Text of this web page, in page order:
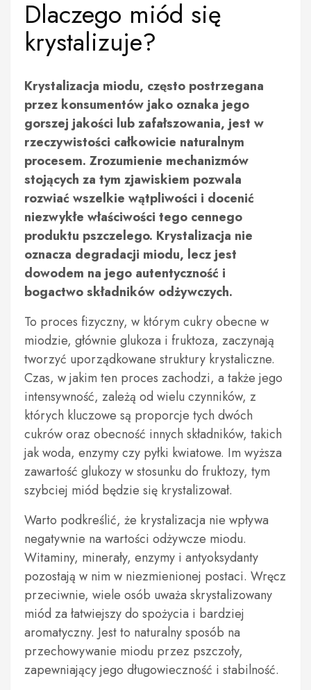
Dlaczego miód się
krystalizuje?
Krystalizacja miodu, często postrzegana
przez konsumentów jako oznaka jego
gorszej jakości lub zafałszowania, jest w
rzeczywistości całkowicie naturalnym
procesem. Zrozumienie mechanizmów
stojących za tym zjawiskiem pozwala
rozwiać wszelkie wątpliwości i docenić
niezwykłe właściwości tego cennego
produktu pszczelego. Krystalizacja nie
oznacza degradacji miodu, lecz jest
dowodem na jego autentyczność i
bogactwo składników odżywczych.
To proces fizyczny, w którym cukry obecne w
miodzie, głównie glukoza i fruktoza, zaczynają
tworzyć uporządkowane struktury krystaliczne.
Czas, w jakim ten proces zachodzi, a także jego
intensywność, zależą od wielu czynników, z
których kluczowe są proporcje tych dwóch
cukrów oraz obecność innych składników, takich
jak woda, enzymy czy pyłki kwiatowe. Im wyższa
zawartość glukozy w stosunku do fruktozy, tym
szybciej miód będzie się krystalizował.
Warto podkreślić, że krystalizacja nie wpływa
negatywnie na wartości odżywcze miodu.
Witaminy, minerały, enzymy i antyoksydanty
pozostają w nim w niezmienionej postaci. Wręcz
przeciwnie, wiele osób uważa skrystalizowany
miód za łatwiejszy do spożycia i bardziej
aromatyczny. Jest to naturalny sposób na
przechowywanie miodu przez pszczoły,
zapewniający jego długowieczność i stabilność.